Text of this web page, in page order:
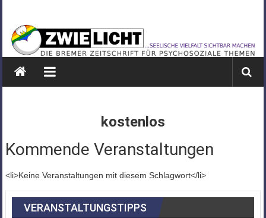
springen
ZWIELICHT
BREMEN
DIE
kostenlos
Kommende Veranstaltungen
<li>Keine Veranstaltungen mit diesem Schlagwort</li>
VERANSTALTUNGSTIPPS